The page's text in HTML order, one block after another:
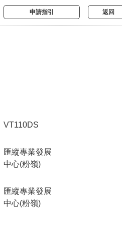
申請指引 返回
VT110DS
匯縱專業發展
中心(粉嶺)
匯縱專業發展
中心(粉嶺)